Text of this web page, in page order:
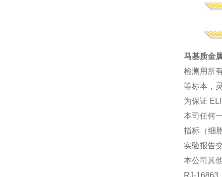
马基质金
检测用所
等标本，
为保证
本司任何
指标（细
实验报告
本公司其